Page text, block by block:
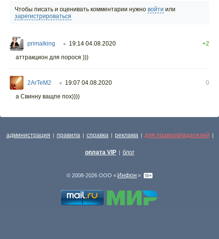
Чтобы писать и оценивать комментарии нужно войти или
зарегистрироваться
primalking ○ 19:14 04.08.2020
+2
аттракцион для порося )))
2ArTeM2 ○ 19:07 04.08.2020
0
а Свинну ващпе пох))))
администрация | правила | справка | реклама | для правообладателей |
оплата VIP | блог
© 2008-2026 ООО « Инфон »